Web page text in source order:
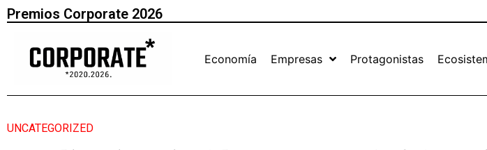
Premios Corporate 2026
Economía Empresas Protagonistas
UNCATEGORIZED